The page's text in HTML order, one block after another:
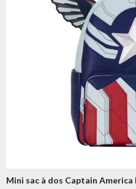
Mini sac à dos Captain America